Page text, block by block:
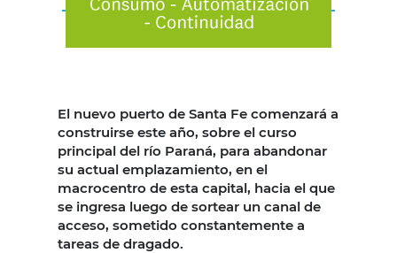
El nuevo puerto de Santa Fe comenzará a
construirse este año, sobre el curso
principal del río Paraná, para abandonar
su actual emplazamiento, en el
macrocentro de esta capital, hacia el que
se ingresa luego de sortear un canal de
acceso, sometido constantemente a
tareas de dragado.